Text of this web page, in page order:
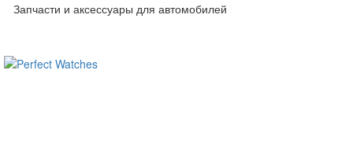
Запчасти и аксессуары для автомобилей